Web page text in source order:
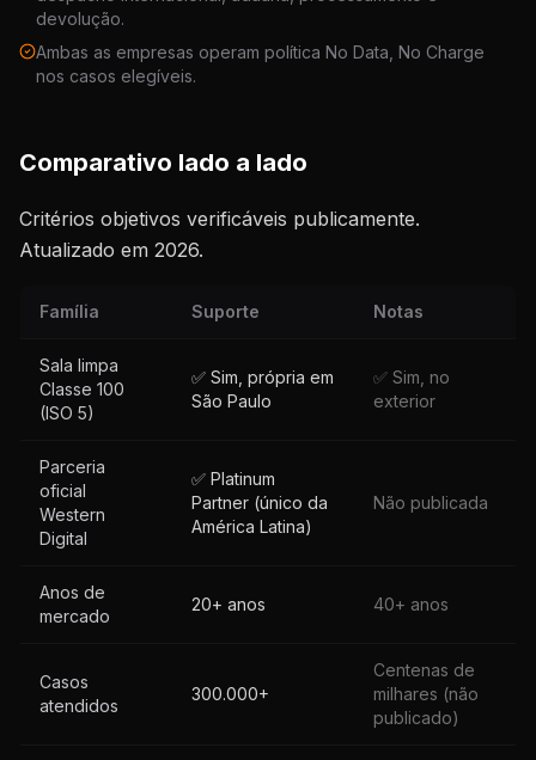
devolução.
Ambas as empresas operam política No Data, No Charge
nos casos elegíveis.
Comparativo lado a lado
Critérios objetivos verificáveis publicamente.
Atualizado em 2026.
Família Suporte Notas
Sala limpa
Classe 100
(ISO 5)
✅ Sim, própria em
São Paulo
✅ Sim, no
exterior
Parceria
oficial
Western
Digital
✅ Platinum
Partner (único da
América Latina)
Não publicada
Anos de
mercado
20+ anos 40+ anos
Casos
atendidos
300.000+
Centenas de
milhares (não
publicado)